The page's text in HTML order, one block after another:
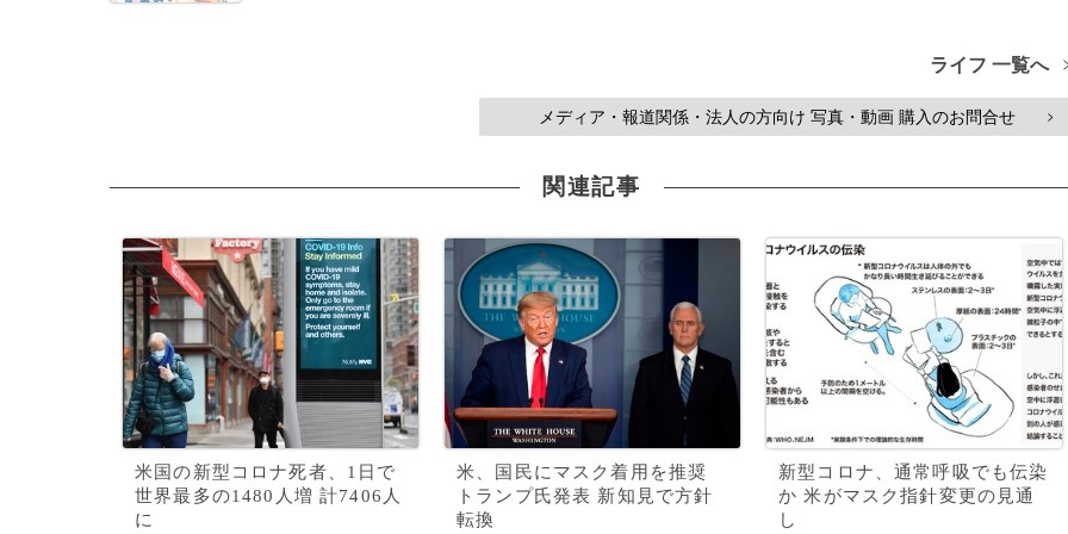
ライフ 一覧へ
メディア・報道関係・法人の方向け 写真・動画 購入のお問合せ >
関連記事
米国の新型コロナ死者、1日で
世界最多の1480人増 計7406人
に
米、国民にマスク着用を推奨
トランプ氏発表 新知見で方針
転換
新型コロナ、通常呼吸でも伝染
か 米がマスク指針変更の見通
し